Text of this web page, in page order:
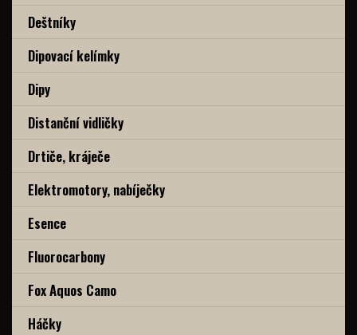
Deštníky
Dipovací kelímky
Dipy
Distanční vidličky
Drtiče, kráječe
Elektromotory, nabíječky
Esence
Fluorocarbony
Fox Aquos Camo
Háčky